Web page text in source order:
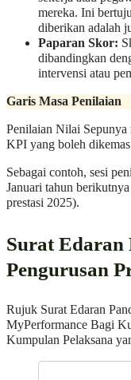
mereka. Ini
diberikan adalah
Paparan Skor:
dibandingkan
intervensi atau
Garis Masa Penilaian
Penilaian Nilai Sepunya
KPI yang boleh
Sebagai contoh, sesi
Januari tahun
prestasi 2025).
Surat Edaran
Pengurusan
Rujuk Surat Edaran
MyPerformance Bagi
Kumpulan Pelaksana